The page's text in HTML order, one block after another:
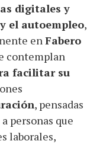
digitales y
el autoempleo,
enFabero
contemplan
facilitar su
, pensadas
personas que
laborales,